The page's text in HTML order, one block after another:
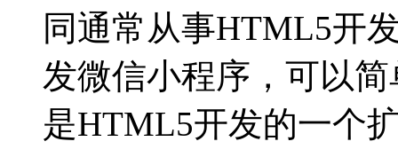
同通常从事HTML5开
发微信小程序，可以
是HTML5开发的一个